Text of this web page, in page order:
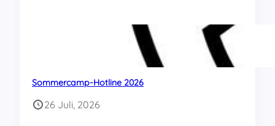
Sommercamp-Hotline 2026
26 Juli, 2026